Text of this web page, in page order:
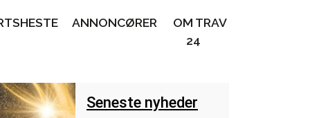
Seneste nyheder
ANNONCØRER
OM TRAV
24